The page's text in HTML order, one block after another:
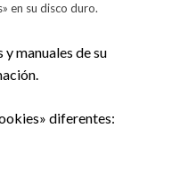
en su disco duro.
manuales de su
diferentes: